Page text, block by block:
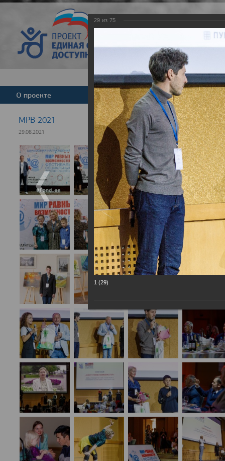
Версия для
О проекте Команда Новости
МРВ 2021
29.08.2021
29 из 75
1 (29)